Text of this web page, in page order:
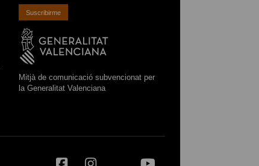
Suscribirme
Mitjà de comunicació subvencionat per
la Generalitat Valenciana